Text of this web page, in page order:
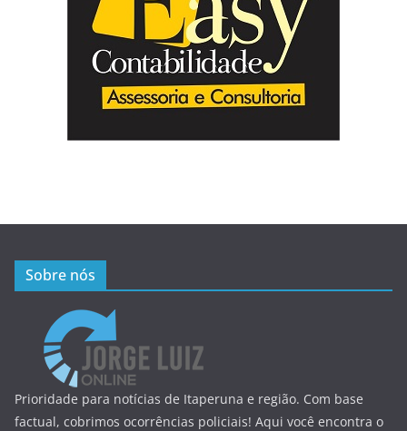
Sobre nós
Prioridade para notícias de Itaperuna e região. Com base
factual, cobrimos ocorrências policiais! Aqui você encontra o